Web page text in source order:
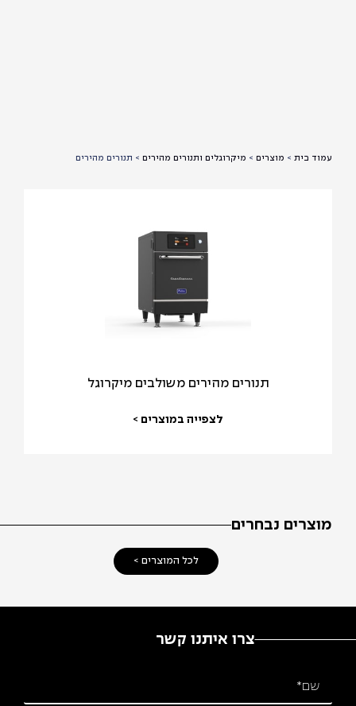
עמוד בית > מוצרים > מיקרוגלים ותנורים מהירים > תנורים מהירים
תנורים מהירים משולבים מיקרוגל
לצפייה במוצרים >
מוצרים נבחרים
לכל המוצרים >
צרו איתנו קשר